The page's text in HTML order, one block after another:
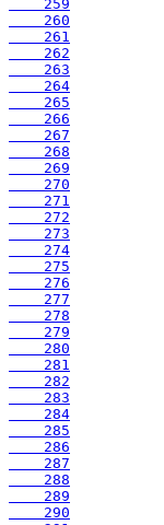
    259
    260
    261
    262
    263
    264
    265
    266
    267
    268
    269
    270
    271
    272
    273
    274
    275
    276
    277
    278
    279
    280
    281
    282
    283
    284
    285
    286
    287
    288
    289
    290